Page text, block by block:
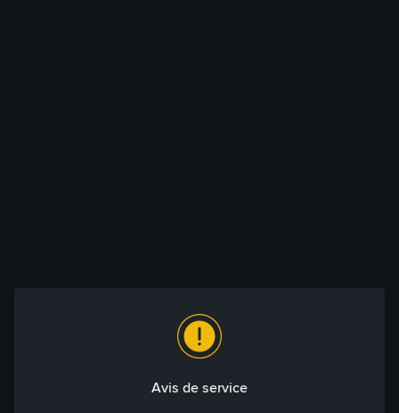
Avis de service